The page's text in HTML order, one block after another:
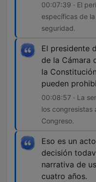
00:07:39 · El
específicas de
seguridad.
El presidente
de la Cámara
la
pueden
00:08:57 · La
los congresistas
Congreso.
Eso es un
decisión
narrativa de
cuatro años.